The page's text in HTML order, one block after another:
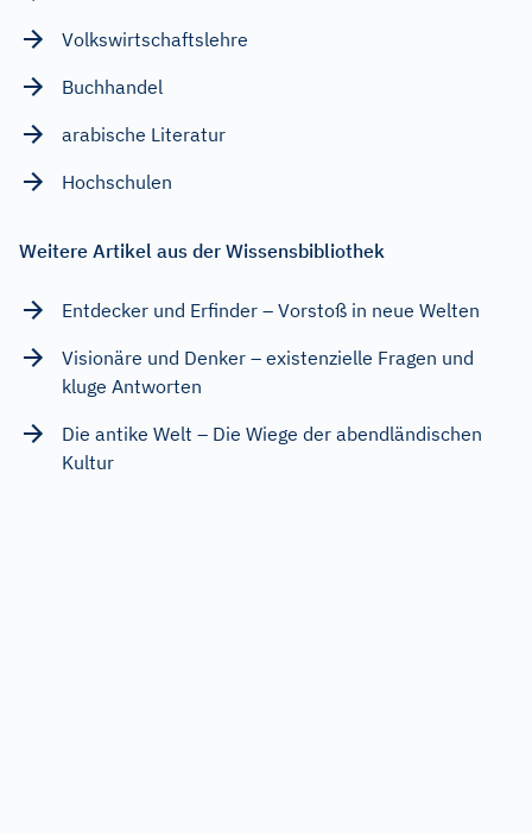
Volkswirtschaftslehre
Buchhandel
arabische Literatur
Hochschulen
Weitere Artikel aus der Wissensbibliothek
Entdecker und Erfinder – Vorstoß in neue Welten
Visionäre und Denker – existenzielle Fragen und
kluge Antworten
Die antike Welt – Die Wiege der abendländischen
Kultur